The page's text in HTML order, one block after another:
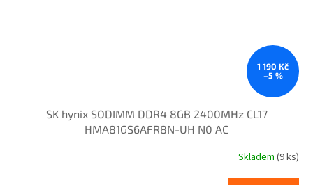
1 190 Kč
–5 %
SK hynix SODIMM DDR4 8GB 2400MHz CL17
HMA81GS6AFR8N-UH N0 AC
Skladem (9 ks)